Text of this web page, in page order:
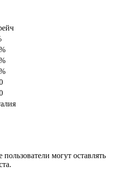
могут оставлять